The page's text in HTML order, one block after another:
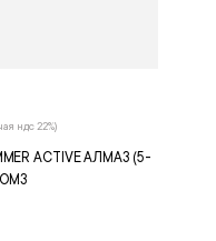
ACTIVЕ АЛМАЗ (5-
ндс 22%)